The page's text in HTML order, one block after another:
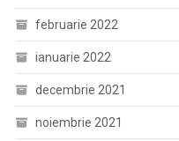
februarie 2022
ianuarie 2022
decembrie 2021
noiembrie 2021